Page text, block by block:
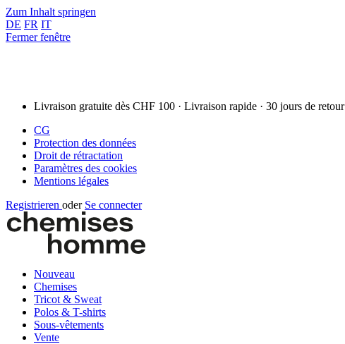
Zum Inhalt springen
DE FR IT
Fermer fenêtre
Livraison gratuite dès CHF 100 · Livraison rapide · 30 jours de retour
CG
Protection des données
Droit de rétractation
Paramètres des cookies
Mentions légales
Registrieren oder Se connecter
Nouveau
Chemises
Tricot & Sweat
Polos & T-shirts
Sous-vêtements
Vente